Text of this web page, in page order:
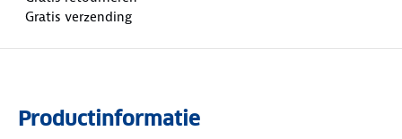
Gratis verzending
Productinformatie